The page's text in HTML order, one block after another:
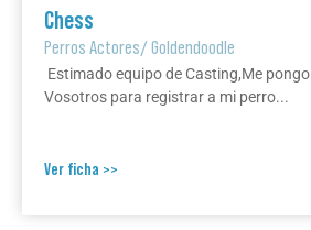
Chess
Perros Actores/Goldendoodle
Estimado equipo de Casting,Me
Vosotros para registrar a mi perro...
Ver ficha >>